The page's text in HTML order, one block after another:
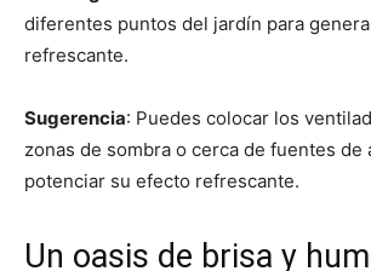
diferentes puntos del jardín para
refrescante.
Sugerencia: Puedes colocar los
zonas de sombra o cerca de fuentes de
potenciar su efecto refrescante.
Un oasis de brisa y